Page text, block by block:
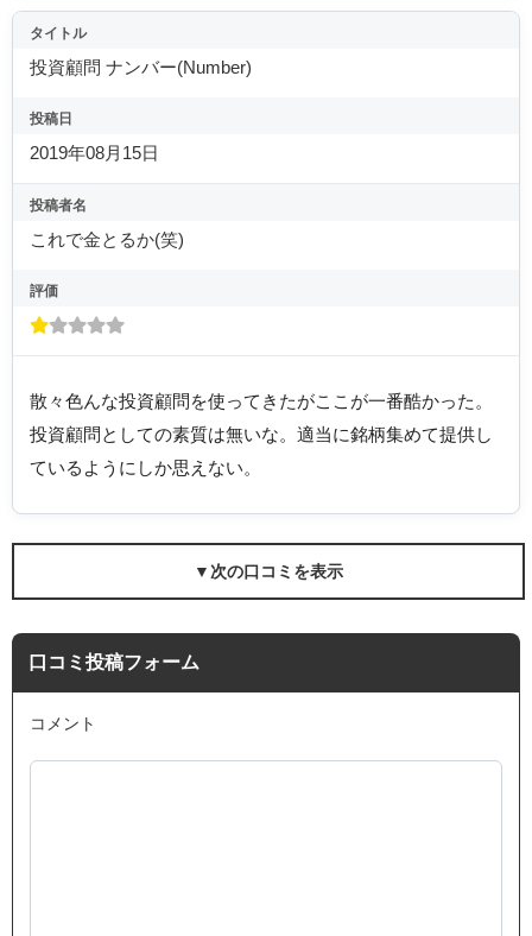
タイトル
投資顧問 ナンバー(Number)
投稿日
2019年08月15日
投稿者名
これで金とるか(笑)
評価
散々色んな投資顧問を使ってきたがここが一番酷かった。
投資顧問としての素質は無いな。適当に銘柄集めて提供し
ているようにしか思えない。
▼次の口コミを表示
口コミ投稿フォーム
コメント